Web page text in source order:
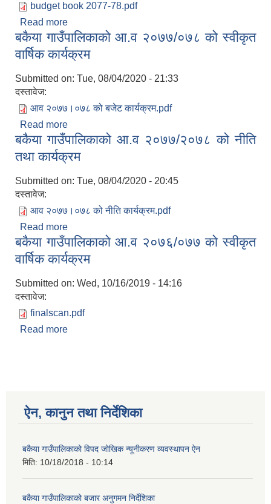
budget book 2077-78.pdf
Read more
बकैया गाउँपालिकाको आ.व २०७७/०७८ को स्वीकृत
वार्षिक कार्यक्रम
Submitted on: Tue, 08/04/2020 - 21:33
दस्तावेज:
आव २०७७।०७८ को बजेट कार्यक्रम.pdf
Read more
वार्षिक कार्यक्रम
बकैया गाउँपालिकाको आ.व २०७७/२०७८ को नीति
तथा कार्यक्रम
Submitted on: Tue, 08/04/2020 - 20:45
दस्तावेज:
आव २०७७।०७८ को नीति कार्यक्रम.pdf
Read more
तथा कार्यक्रम
बकैया गाउँपालिकाको आ.व २०७६/०७७ को स्वीकृत
वार्षिक कार्यक्रम
Submitted on: Wed, 10/16/2019 - 14:16
दस्तावेज:
finalscan.pdf
Read more
ऐन, कानुन तथा निर्देशिका
बकैया गाउँपालिकाको विपद जोखिक न्यूनीकरण व्यवस्थापन ऐन
मिति: 10/18/2018 - 10:14
बकैया गाउँपालिकाको बजार अनुगमन निर्देशिका